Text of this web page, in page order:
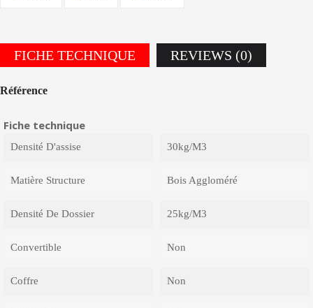
FICHE TECHNIQUE REVIEWS (0)
Référence
Fiche technique
Densité D'assise 30kg/m3
Matière Structure Bois Aggloméré
Densité De Dossier 25kg/m3
Convertible Non
Coffre Non